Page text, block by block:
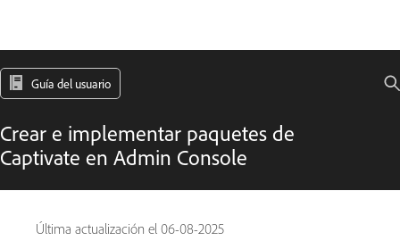
Guía del usuario
Crear e implementar paquetes de
Captivate en Admin Console
Última actualización el 06-08-2025